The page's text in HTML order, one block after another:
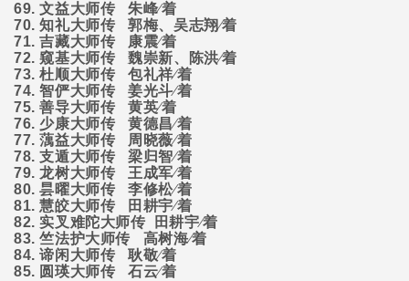
69.文益大师传
朱峰∕着
70.知礼大师传
郭梅、吴志翔∕着
71.吉藏大师传
康震∕着
72.窥基大师传
魏崇新、陈洪∕着
73.杜顺大师传
包礼祥∕着
74.智俨大师传
姜光斗∕着
75.善导大师传
黄英∕着
76. 少康大师传
黄德昌∕着
77.蕅益大师传
周晓薇∕着
78.支遁大师传
梁归智∕着
79.龙树大师传
王成军∕着
80.昙曜大师传
李修松∕着
81.慧皎大师传
田耕宇∕着
82. 实叉难陀大师传
田耕宇∕着
83.竺法护大师传
高树海∕着
84.谛闲大师传
耿敬∕着
85. 圆瑛大师传
石云∕着